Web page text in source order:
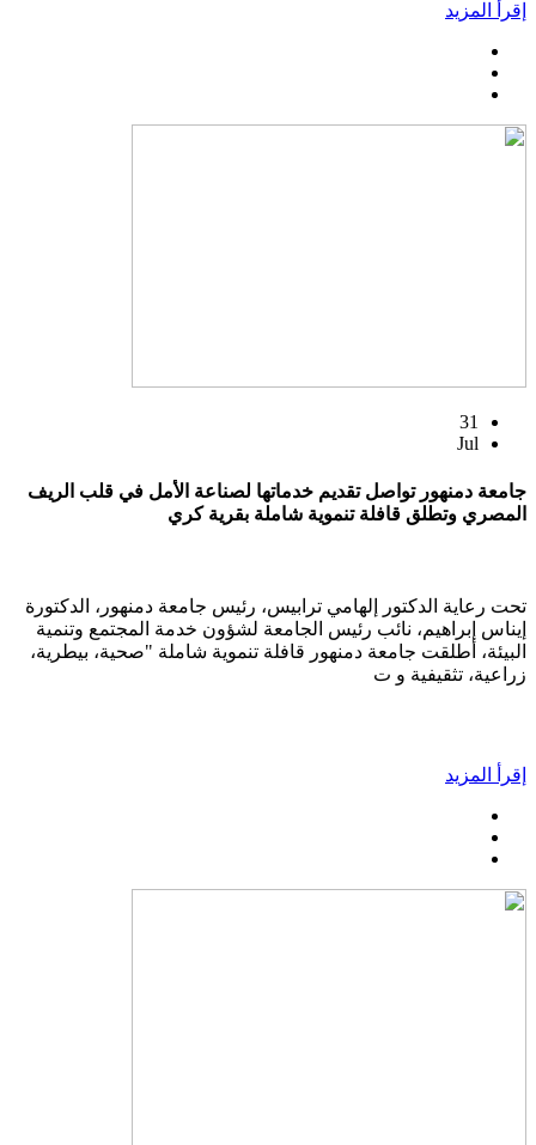
إقرأ المزيد
31
Jul
جامعة دمنهور تواصل تقديم خدماتها لصناعة الأمل في قلب الريف
المصري وتطلق قافلة تنموية شاملة بقرية كري
تحت رعاية الدكتور إلهامي ترابيس، رئيس جامعة دمنهور، الدكتورة
إيناس إبراهيم، نائب رئيس الجامعة لشؤون خدمة المجتمع وتنمية
البيئة، أطلقت جامعة دمنهور قافلة تنموية شاملة "صحية، بيطرية،
زراعية، تثقيفية و ت
إقرأ المزيد